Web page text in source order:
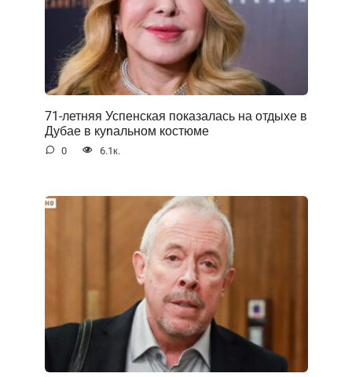
71-летняя Успенская показалась на отдыхе в
Дубае в куnальном костюме
0 6.1к.